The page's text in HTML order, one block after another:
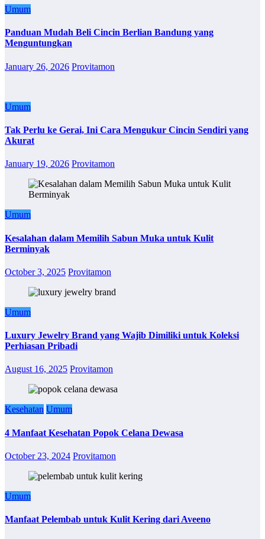
Umum
Panduan Mudah Beli Cincin Berlian Bandung yang
Menguntungkan
January 26, 2026 Provitamon
Umum
Tak Perlu ke Gerai, Ini Cara Mengukur Cincin Sendiri yang
Akurat
January 19, 2026 Provitamon
Umum
Kesalahan dalam Memilih Sabun Muka untuk Kulit
Berminyak
October 3, 2025 Provitamon
Umum
Luxury Jewelry Brand yang Wajib Dimiliki untuk Koleksi
Perhiasan Pribadi
August 16, 2025 Provitamon
Kesehatan Umum
4 Manfaat Kesehatan Popok Celana Dewasa
October 23, 2024 Provitamon
Umum
Manfaat Pelembab untuk Kulit Kering dari Aveeno